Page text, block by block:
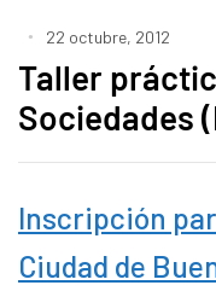
22 octubre, 2012
Taller
Sociedades
Inscripción
Ciudad de